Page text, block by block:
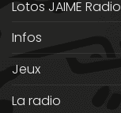
Lotos JAIME Radio
Infos
Jeux
La radio